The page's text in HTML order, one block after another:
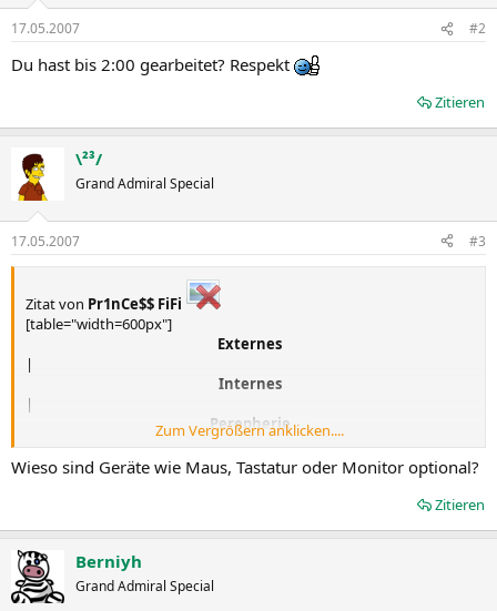
17.05.2007 #2
Du hast bis 2:00 gearbeitet? Respekt
Zitieren
\²³/
Grand Admiral Special
17.05.2007 #3
Zitat von Pr1nCe$$ FiFi
[table="width=600px"]
Externes​
|
Internes​
|
Perepherie​
Optionales​
| Grafikkarte | *CD-Rom/DVD| Soundkarte
| |* oder Brenner | Monitor[/table]
Zum Vergrößern anklicken....
Wieso sind Geräte wie Maus, Tastatur oder Monitor optional?
Zitieren
Berniyh
Grand Admiral Special